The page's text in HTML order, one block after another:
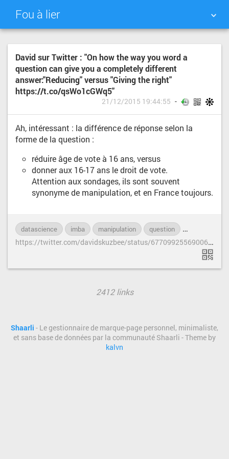
Fou à lier
NUAGE DE TAGS MUR D'IMAGES
QUOTIDIEN RECHERCHER
David sur Twitter : "On how the way you word a
question can give you a completely different
answer:"Reducing" versus "Giving the right"
https://t.co/qsWo1cGWq5"
21/12/2015 19:44:55
Ah, intéressant : la différence de réponse selon la
forme de la question :
réduire âge de vote à 16 ans, versus
donner aux 16-17 ans le droit de vote.
Attention aux sondages, ils sont souvent
synonyme de manipulation, et en France toujours.
datascience imba manipulation question
h
ttps://twitter.com/davidskuzbee/status/677099255690063872
2412 links
Shaarli - Le gestionnaire de marque-page personnel, minimaliste,
et sans base de données par la communauté Shaarli - Theme by
kalvn